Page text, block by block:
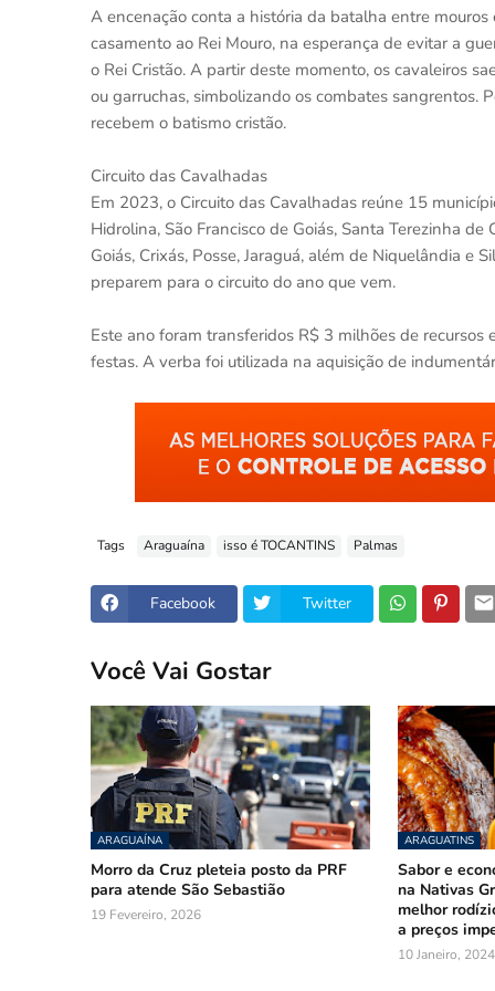
A encenação conta a história da batalha entre
casamento ao Rei Mouro, na esperança de evitar a
o Rei Cristão. A partir deste momento, os cavaleiros
ou garruchas, simbolizando os combates sangrentos.
recebem o batismo cristão.
Circuito das Cavalhadas
Em 2023, o Circuito das Cavalhadas reúne 15
Hidrolina, São Francisco de Goiás, Santa Terezinha
Goiás, Crixás, Posse, Jaraguá, além de Niquelândia e
preparem para o circuito do ano que vem.
Este ano foram transferidos R$ 3 milhões de
festas. A verba foi utilizada na aquisição de
Tags Araguaína isso é TOCANTINS Palmas
Facebook Twitter
Você Vai Gostar
ARAGUAÍNA
Morro da Cruz pleteia posto da PRF
para atende São Sebastião
19 Fevereiro, 2026
ARAGUATINS
Sabor e
na Nativas
melhor
a preços
10 Janeiro, 2024